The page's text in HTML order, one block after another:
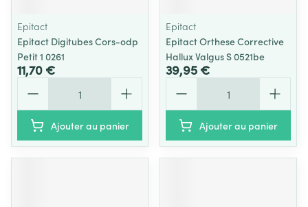
Epitact
Epitact Digitubes Cors-odp
Petit 1 0261
11,70 €
Ajouter au panier
Epitact
Epitact Orthese Corrective
Hallux Valgus S 0521be
39,95 €
Ajouter au panier